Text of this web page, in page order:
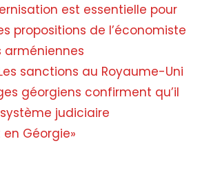
est essentielle pour
propositions de l’économiste
arméniennes
sanctions au Royaume-Uni
géorgiens confirment qu’il
judiciaire
Géorgie»